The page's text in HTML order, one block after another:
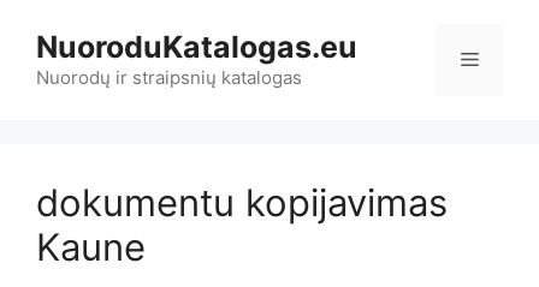
turinio
NuoroduKatalogas.eu
Nuorodų ir straipsnių katalogas
Meniu
dokumentu kopijavimas
Kaune